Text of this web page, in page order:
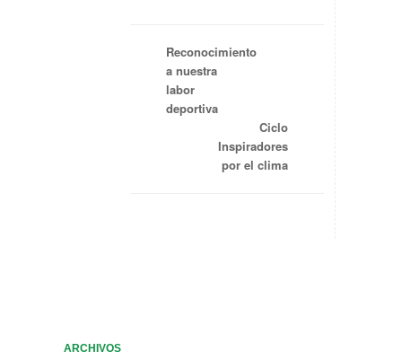
Reconocimiento
a nuestra
labor
deportiva
Ciclo
Inspiradores
por el clima
ARCHIVOS